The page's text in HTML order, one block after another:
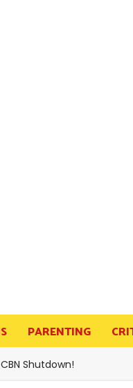
PARENTING
Shutdown!